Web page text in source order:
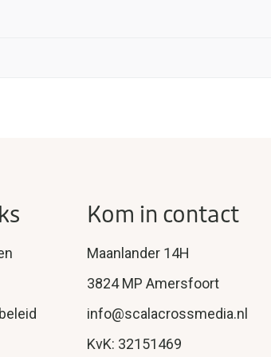
Kom in contact
Maanlander 14H
3824 MP Amersfoort
info@scalacrossmedia.nl
KvK: 32151469